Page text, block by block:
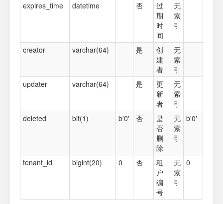
expires_time datetime 否
过
期
时
间
无
索
引
creator varchar(64) 是
创
建
者
无
索
引
updater
varchar(64) 是
更
新
者
无
索
引
deleted
bit(1) b'0' 否
是
否
删
除
无
索
引
b'0'
tenant_id bigint(20) 0 否
租
户
编
号
无
索
引
0